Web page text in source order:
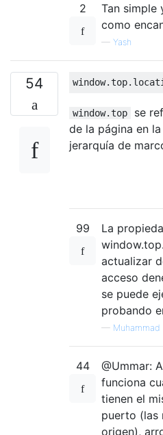
2
Tan simple
como
— Yash
54 window.top.
window.top
se
de la página en
jerarquía de
99
La
actualizar
acceso
se puede
probando
— Muhammad
44
@Ummar:
funciona
tienen el
puerto (las
origen),